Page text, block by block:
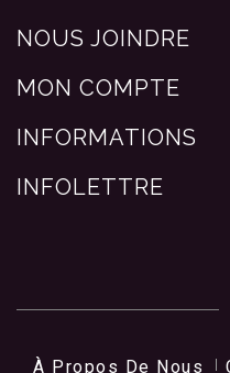
NOUS JOINDRE
MON COMPTE
INFORMATIONS
INFOLETTRE
À Propos De Nous